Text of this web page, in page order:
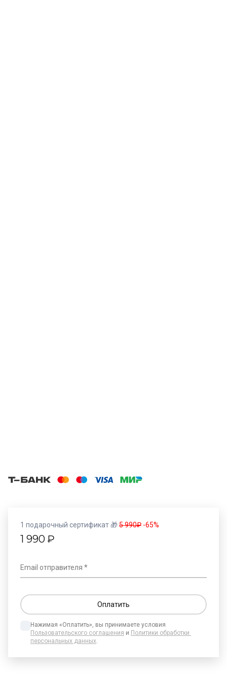
1 подарочный сертификат 🎁 5 990₽ -65%
1 990₽
Email отправителя
Пользовательского соглашения и Политики обработки
персональных данных.